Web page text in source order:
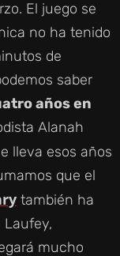
El juego se
no ha tenido
de
saber
años en
Alanah
lleva esos años
que el
también ha
mucho